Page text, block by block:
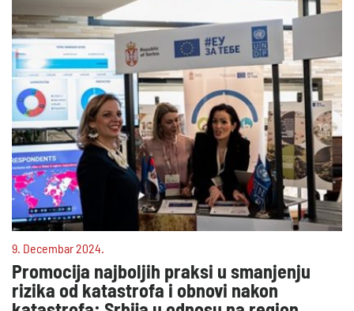
9. Decembar 2024.
Promocija najboljih praksi u smanjenju
rizika od katastrofa i obnovi nakon